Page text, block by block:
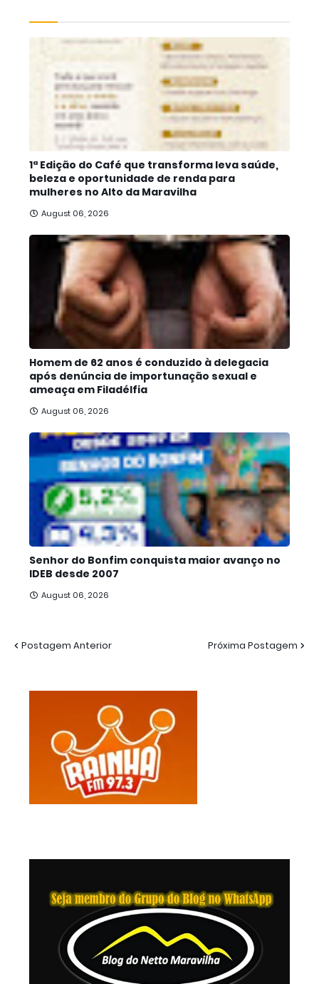
1ª Edição do Café que transforma leva saúde,
beleza e oportunidade de renda para
mulheres no Alto da Maravilha
August 06, 2026
Homem de 62 anos é conduzido à delegacia
após denúncia de importunação sexual e
ameaça em Filadélfia
August 06, 2026
Senhor do Bonfim conquista maior avanço no
IDEB desde 2007
August 06, 2026
Postagem Anterior Próxima Postagem